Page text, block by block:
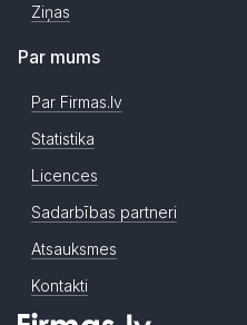
Ziņas
Par mums
Par Firmas.lv
Statistika
Licences
Sadarbības partneri
Atsauksmes
Kontakti